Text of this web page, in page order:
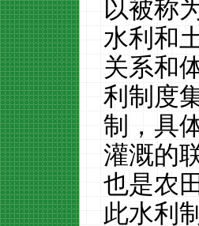
以被称
水利和
关系和
利制度
制，具
灌溉的
也是农
此水利